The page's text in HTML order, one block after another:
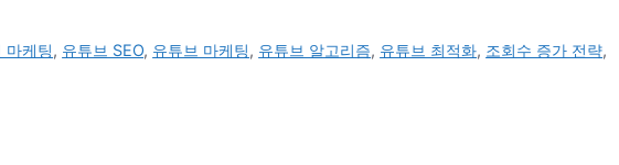
마케팅, 유튜브 SEO, 유튜브 마케팅, 유튜브 알고리즘, 유튜브 최적화, 조회수 증가 전략,